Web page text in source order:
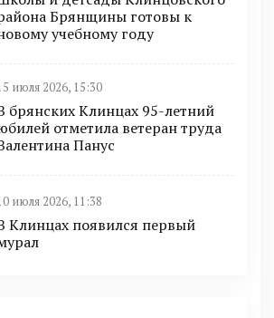
Брянщины готовы к
учебному году
июля 2026, 15:30
брянских Клинцах 95-летний
отметила ветеран труда
Панус
июля 2026, 11:38
Клинцах появился первый